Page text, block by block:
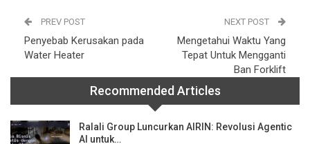
PREV POST
Penyebab Kerusakan pada
Water Heater
NEXT POST
Mengetahui Waktu Yang
Tepat Untuk Mengganti
Ban Forklift
Recommended Articles
Ralali Group Luncurkan AIRIN: Revolusi Agentic
AI untuk…